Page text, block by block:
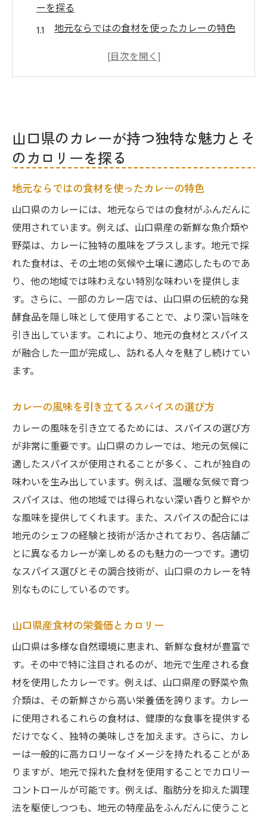
ーを探る
地元ならではの食材を使ったカレーの特色
カレーの風味を引き立てるスパイスの選び
カロリーを意識したカレーの選び方
山口県で味わうカレーの新しいトレンド
地元食材で楽しむ山口県のカレーの美味しさと
健康的な選び方
新鮮な海の幸を活かしたカレー
地元野菜をふんだんに使ったヘルシーカレ
ー
低カロリーでも満足できるカレーの工夫
健康志向な人向けのカレー提案
カレーを選ぶ際の栄養バランスの取り方
山口県産食材の栄養的利点
カレーのカロリーを気にしながらも楽しめる山
スパイスがもたらす健康効果
地元の名物カレーとその健康的な側面
山口県ならではの低カロリーカレーレシピ
ヘルシーな食材選びの楽しさ
カレーを通じた健康管理の方法
山口県のカレー文化を味わい尽くす秘訣と魅力
の再発見
カレーと山口県の伝統文化の融合
地域ごとのカレーの特徴を知る
カレーを通じた文化交流の楽しさ
カレーの歴史とその進化
山口県のカレーイベント情報
カレーのカロリーを抑えつつ山口県のグルメを
堪能する方法
カロリーを気にせず楽しめるメニュー選び
健康的な食材を取り入れたカレーの秘密
地元の食材を使った低カロリーカレー
外食でのカロリー管理のポイント
ヘルシーな調理法の紹介
地元の特色を活かしたレシピ
山口県のカレーが持つ独特な魅力とそ
のカロリーを探る
地元ならではの食材を使ったカレーの特色
山口県のカレーには、地元ならではの食材がふんだんに
使用されています。例えば、山口県産の新鮮な魚介類や
野菜は、カレーに独特の風味をプラスします。地元で採
れた食材は、その土地の気候や土壌に適応したものであ
り、他の地域では味わえない特別な味わいを提供しま
す。さらに、一部のカレー店では、山口県の伝統的な発
酵食品を隠し味として使用することで、より深い旨味を
引き出しています。これにより、地元の食材とスパイス
が融合した一皿が完成し、訪れる人々を魅了し続けてい
ます。
カレーの風味を引き立てるスパイスの選び方
カレーの風味を引き立てるためには、スパイスの選び方
が非常に重要です。山口県のカレーでは、地元の気候に
適したスパイスが使用されることが多く、これが独自の
味わいを生み出しています。例えば、温暖な気候で育つ
スパイスは、他の地域では得られない深い香りと鮮やか
な風味を提供してくれます。また、スパイスの配合には
地元のシェフの経験と技術が活かされており、各店舗ご
とに異なるカレーが楽しめるのも魅力の一つです。適切
なスパイス選びとその調合技術が、山口県のカレーを特
別なものにしているのです。
山口県産食材の栄養価とカロリー
山口県は多様な自然環境に恵まれ、新鮮な食材が豊富で
す。その中で特に注目されるのが、地元で生産される食
材を使用したカレーです。例えば、山口県産の野菜や魚
介類は、その新鮮さから高い栄養価を誇ります。カレー
に使用されるこれらの食材は、健康的な食事を提供する
だけでなく、独特の美味しさを加えます。さらに、カレ
ーは一般的に高カロリーなイメージを持たれることがあ
りますが、地元で採れた食材を使用することでカロリー
コントロールが可能です。例えば、脂肪分を抑えた調理
法を駆使しつつも、地元の特産品をふんだんに使うこと